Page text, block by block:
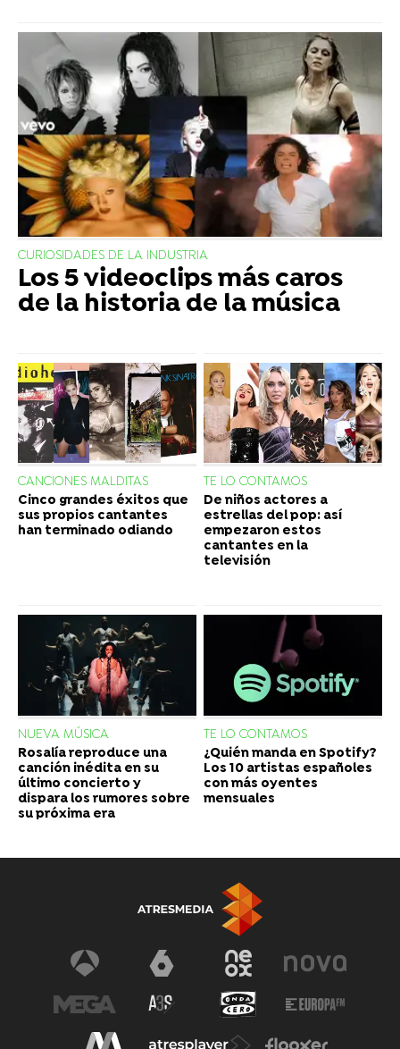
CURIOSIDADES DE LA INDUSTRIA
Los 5 videoclips más caros
de la historia de la música
CANCIONES MALDITAS
Cinco grandes éxitos que
sus propios cantantes
han terminado odiando
TE LO CONTAMOS
De niños actores a
estrellas del pop: así
empezaron estos
cantantes en la
televisión
NUEVA MÚSICA
Rosalía reproduce una
canción inédita en su
último concierto y
dispara los rumores sobre
su próxima era
TE LO CONTAMOS
¿Quién manda en Spotify?
Los 10 artistas españoles
con más oyentes
mensuales